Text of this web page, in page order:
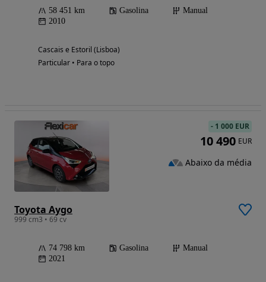
58 451 km Gasolina
Manual
2010
Cascais e Estoril (Lisboa)
Particular • Para o topo
Toyota Aygo
999 cm3 • 69 cv
74 798 km Gasolina
Manual
2021
- 1 000 EUR
10 490 EUR
Abaixo da média